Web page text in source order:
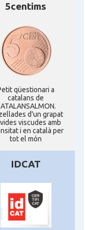
5centims
qüestionari a
catalans de
d'un grapat
viscudes amb
i en català per
tot el món
IDCAT